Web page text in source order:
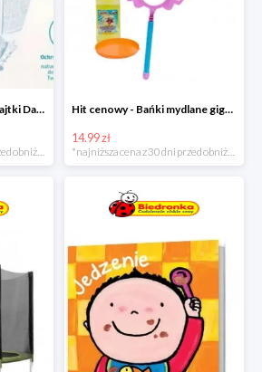
Hit cenowy - Pieluchomajtki Dada Pants Hit cenowy - Bańki mydlane gigant lub płyn uzupełniający
14.99 zł